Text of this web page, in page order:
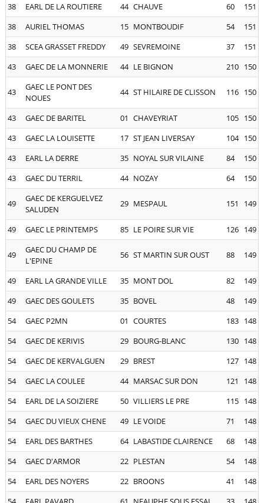
38
EARL DE LA ROUTIERE 44 CHAUVE 60
151
38
AURIEL THOMAS 15 MONTBOUDIF 54
151
38
SCEA GRASSET FREDDY 49 SEVREMOINE 37
151
43
GAEC DE LA MONNERIE 44 LE BIGNON 210 150
43
GAEC LE PONT DES
NOUES
44 ST HILAIRE DE CLISSON 116 150
43 GAEC DE BARITEL 01 CHAVEYRIAT 105 150
43
GAEC LA LOUISETTE 17 ST JEAN LIVERSAY 104 150
43
EARL LA DERRE 35 NOYAL SUR VILAINE 84
150
43
GAEC DU TERRIL 44 NOZAY 64 150
49
GAEC DE KERGUELVEZ
SALUDEN
29 MESPAUL 151 149
49 GAEC LE PRINTEMPS 85 LE POIRE SUR VIE 126 149
49
GAEC DU CHAMP DE
L'EPINE
56 ST MARTIN SUR OUST 88 149
49 EARL LA GRANDE VILLE 35 MONT DOL 82
149
49
GAEC DES GOULETS 35 BOVEL 48
149
54
GAEC P2MN 01 COURTES 183 148
54
GAEC DE KERIVIS 29 BOURG-BLANC 130 148
54
GAEC DE KERVALGUEN 29 BREST 127 148
54
GAEC LA COULEE 44 MARSAC SUR DON 121
148
54
EARL DE LA SOIZIERE 50 VILLIERS LE PRE 115 148
54
GAEC DU VIEUX CHENE 49 LE VOIDE 71
148
54
EARL DES BARTHES 64 LABASTIDE CLAIRENCE 68
148
54
GAEC D'ARMOR 22 PLESTAN 54
148
54
EARL DES NOYERS 22 BROONS 41
148